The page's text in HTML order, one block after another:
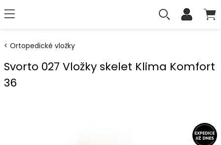
Ortopedické vložky
Svorto 027 Vložky skelet Klima Komfort
36